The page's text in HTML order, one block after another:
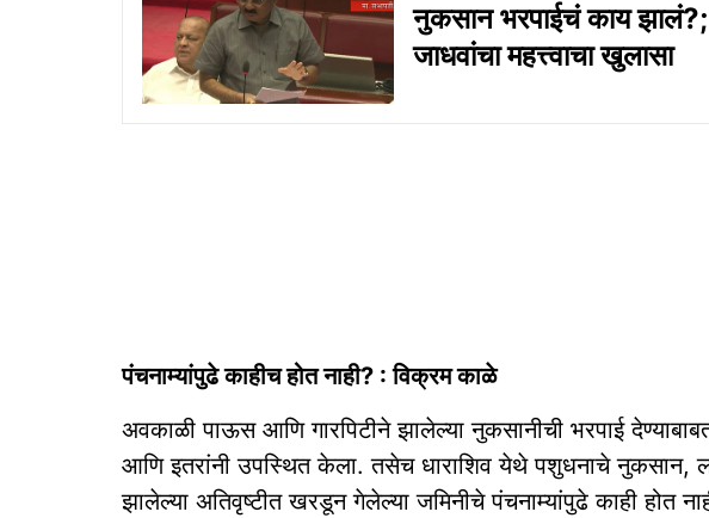
नुकसान भरपाईचं काय झालं?;
जाधवांचा महत्त्वाचा खुलासा
पंचनाम्यांपुढे काहीच होत नाही? : विक्रम काळे
अवकाळी पाऊस आणि गारपिटीने झालेल्या नुकसानीची भरपाई
आणि इतरांनी उपस्थित केला. तसेच धाराशिव येथे पशुधनाचे नुकसान,
झालेल्या अतिवृष्टीत खरडून गेलेल्या जमिनीचे पंचनाम्यांपुढे काही होत